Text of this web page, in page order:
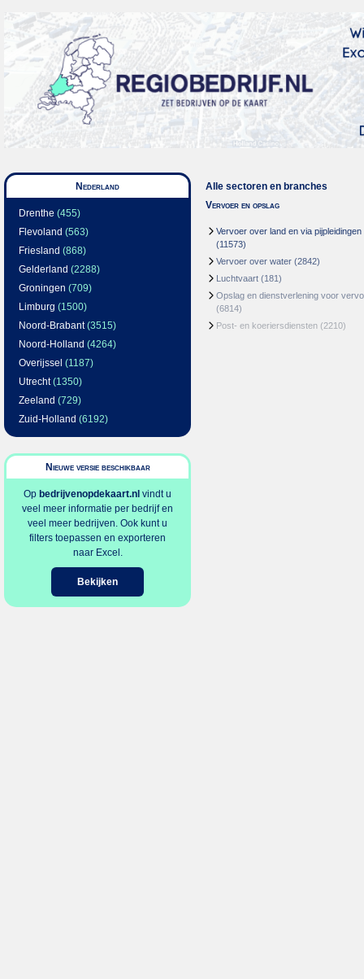
Nederland
Drenthe (455)
Flevoland (563)
Friesland (868)
Gelderland (2288)
Groningen (709)
Limburg (1500)
Noord-Brabant(3515)
Noord-Holland (4264)
Overijssel (1187)
Utrecht(1350)
Zeeland (729)
Zuid-Holland (6192)
Nieuwe versie beschikbaar
Op bedrijvenopdekaart.nl vindt u
veel meer informatie per bedrijf en
veel meer bedrijven. Ook kunt u
filters toepassen en exporteren
naar Excel.
Bekijken
Alle sectoren en branches
Vervoer en opslag
Vervoer over land en via pijpleidingen
(11573)
Vervoer over water (2842)
Luchtvaart (181)
Opslag en dienstverlening voor
(6814)
Post- en koeriersdiensten (2210)